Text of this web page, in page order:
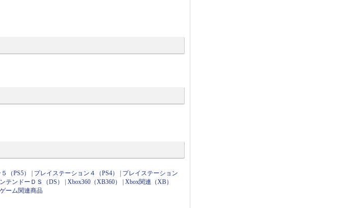
（PS5） プレイステーション４（PS4）
プレイステーション
テンドーＤＳ（DS） |Xbox360（XB360） |Xbox関連（XB）
ーム関連商品